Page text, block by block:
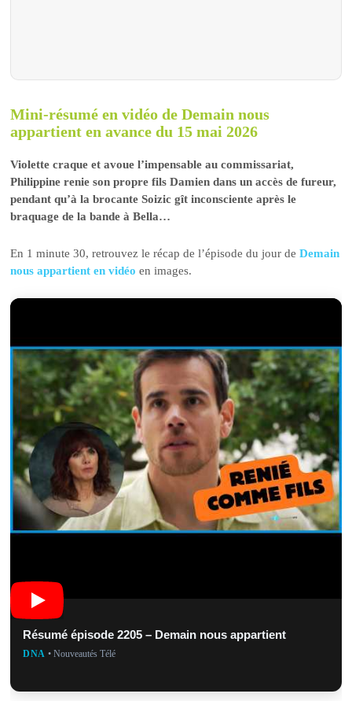
Mini-résumé en vidéo de Demain nous
appartient en avance du 15 mai 2026
Violette craque et avoue l’impensable au commissariat,
Philippine renie son propre fils Damien dans un accès de fureur,
pendant qu’à la brocante Soizic gît inconsciente après le
braquage de la bande à Bella…
En 1 minute 30, retrouvez le récap de l’épisode du jour deDemain
nous appartient en vidéo en images.
Résumé épisode 2205 – Demain nous appartient
DNA • Nouveautés Télé